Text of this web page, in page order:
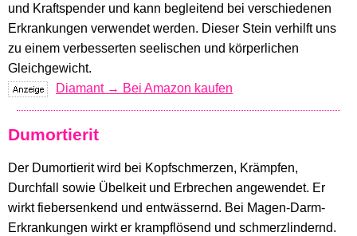
und Kraftspender und kann begleitend bei verschiedenen
Erkrankungen verwendet werden. Dieser Stein verhilft uns
zu einem verbesserten seelischen und körperlichen
Gleichgewicht.
Diamant → Bei Amazon kaufen
Dumortierit
Der Dumortierit wird bei Kopfschmerzen, Krämpfen,
Durchfall sowie Übelkeit und Erbrechen angewendet. Er
wirkt fiebersenkend und entwässernd. Bei Magen-Darm-
Erkrankungen wirkt er krampflösend und schmerzlindernd.